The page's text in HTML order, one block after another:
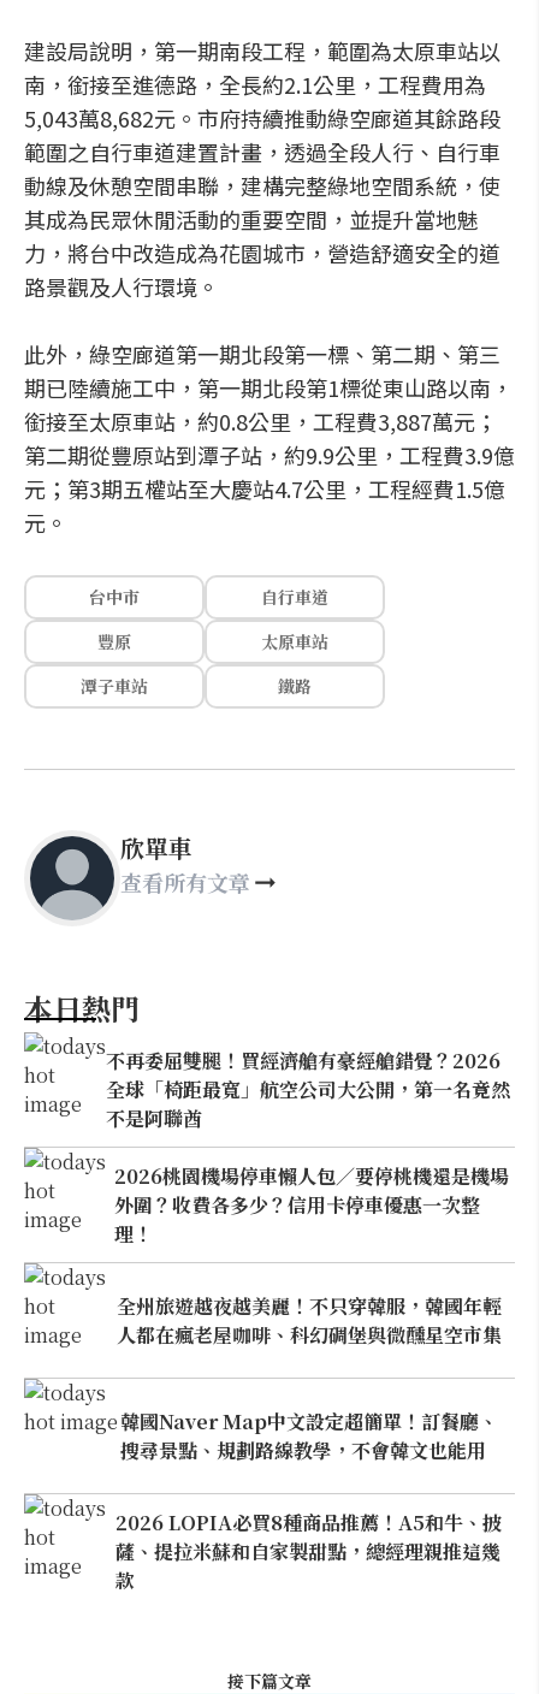
建設局說明，第一期南段工程，範圍為太原車站以
南，銜接至進德路，全長約2.1公里，工程費用為
5,043萬8,682元。市府持續推動綠空廊道其餘路段
範圍之自行車道建置計畫，透過全段人行、自行車
動線及休憩空間串聯，建構完整綠地空間系統，使
其成為民眾休閒活動的重要空間，並提升當地魅
力，將台中改造成為花園城市，營造舒適安全的道
路景觀及人行環境。
此外，綠空廊道第一期北段第一標、第二期、第三
期已陸續施工中，第一期北段第1標從東山路以南，
銜接至太原車站，約0.8公里，工程費3,887萬元；
第二期從豐原站到潭子站，約9.9公里，工程費3.9億
元；第3期五權站至大慶站4.7公里，工程經費1.5億
元。
台中市
自行車道
豐原
太原車站
潭子車站
鐵路
欣單車
查看所有文章
本日熱門
不再委屈雙腿！買經濟艙有豪經艙錯覺？2026
全球「椅距最寬」航空公司大公開，第一名竟然
不是阿聯酋
2026桃園機場停車懶人包／要停桃機還是機場
外圍？收費各多少？信用卡停車優惠一次整
理！
全州旅遊越夜越美麗！不只穿韓服，韓國年輕
人都在瘋老屋咖啡、科幻碉堡與微醺星空市集
韓國Naver Map中文設定超簡單！訂餐廳、
搜尋景點、規劃路線教學，不會韓文也能用
2026 LOPIA必買8種商品推薦！A5和牛、披
薩、提拉米蘇和自家製甜點，總經理親推這幾
款
接下篇文章